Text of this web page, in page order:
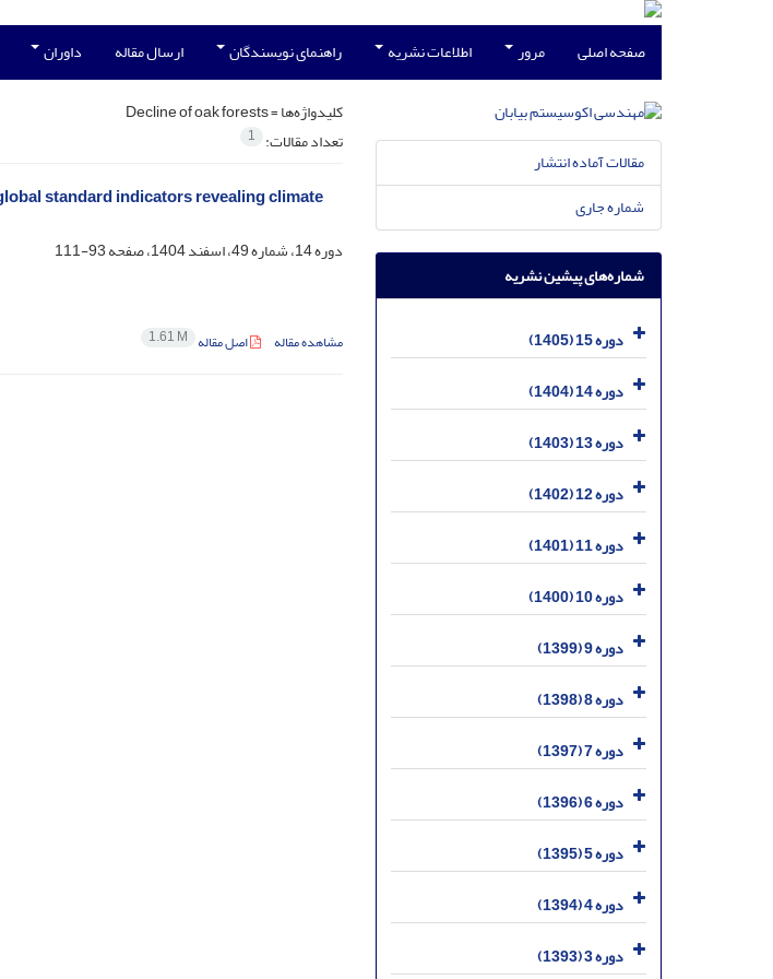
صفحه اصلی مرور اطلاعات نشریه راهنمای نویسندگان ارسال مقاله داوران
کلیدواژه‌ها =Decline of oak forests
تعداد مقالات: 1
standard indicators revealing climate
دوره 14، شماره 49، اسفند 1404، صفحه
93-111
مشاهده مقاله اصل مقاله 1.61 M
مقالات آماده انتشار
شماره جاری
شماره‌های پیشین نشریه
دوره 15 (1405)
دوره 14 (1404)
دوره 13 (1403)
دوره 12 (1402)
دوره 11 (1401)
دوره 10 (1400)
دوره 9 (1399)
دوره 8 (1398)
دوره 7 (1397)
دوره 6 (1396)
دوره 5 (1395)
دوره 4 (1394)
دوره 3 (1393)